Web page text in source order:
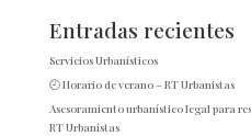
Entradas recientes
Servicios Urbanísticos
🕘 Horario de verano – RT Urbanistas
Asesoramiento urbanístico legal para
RT Urbanistas